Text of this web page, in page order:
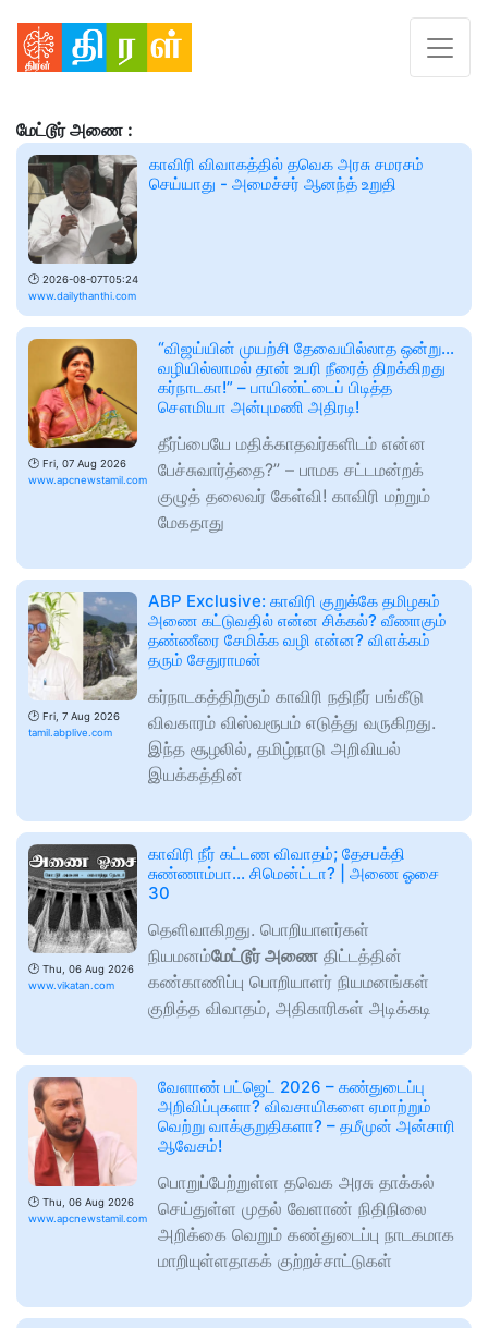
மேட்டூர் அணை :
🕑 2026-08-07T05:24
www.dailythanthi.com
காவிரி விவாகத்தில் தவெக அரசு சமரசம்
செய்யாது - அமைச்சர் ஆனந்த் உறுதி
🕑 Fri, 07 Aug 2026
www.apcnewstamil.com
“விஜய்யின் முயற்சி தேவையில்லாத ஒன்று…
வழியில்லாமல் தான் உபரி நீரைத் திறக்கிறது
கர்நாடகா!” – பாயிண்ட்டைப் பிடித்த
சௌமியா அன்புமணி அதிரடி!
தீர்ப்பையே மதிக்காதவர்களிடம் என்ன
பேச்சுவார்த்தை?” – பாமக சட்டமன்றக்
குழுத் தலைவர் கேள்வி! காவிரி மற்றும்
மேகதாது
🕑 Fri, 7 Aug 2026
tamil.abplive.com
ABP Exclusive: காவிரி குறுக்கே தமிழகம்
அணை கட்டுவதில் என்ன சிக்கல்? வீணாகும்
தண்ணீரை சேமிக்க வழி என்ன? விளக்கம்
தரும் சேதுராமன்
கர்நாடகத்திற்கும் காவிரி நதிநீர் பங்கீடு
விவகாரம் விஸ்வரூபம் எடுத்து வருகிறது.
இந்த சூழலில், தமிழ்நாடு அறிவியல்
இயக்கத்தின்
🕑 Thu, 06 Aug 2026
www.vikatan.com
காவிரி நீர் கட்டண விவாதம்; தேசபக்தி
சுண்ணாம்பா... சிமென்ட்டா? | அணை ஓசை
30
தெளிவாகிறது. பொறியாளர்கள்
நியமனம்மேட்டூர் அணை திட்டத்தின்
கண்காணிப்பு பொறியாளர் நியமனங்கள்
குறித்த விவாதம், அதிகாரிகள் அடிக்கடி
🕑 Thu, 06 Aug 2026
www.apcnewstamil.com
வேளாண் பட்ஜெட் 2026 – கண்துடைப்பு
அறிவிப்புகளா? விவசாயிகளை ஏமாற்றும்
வெற்று வாக்குறுதிகளா? – தமீமுன் அன்சாரி
ஆவேசம்!
பொறுப்பேற்றுள்ள தவெக அரசு தாக்கல்
செய்துள்ள முதல் வேளாண் நிதிநிலை
அறிக்கை வெறும் கண்துடைப்பு நாடகமாக
மாறியுள்ளதாகக் குற்றச்சாட்டுகள்